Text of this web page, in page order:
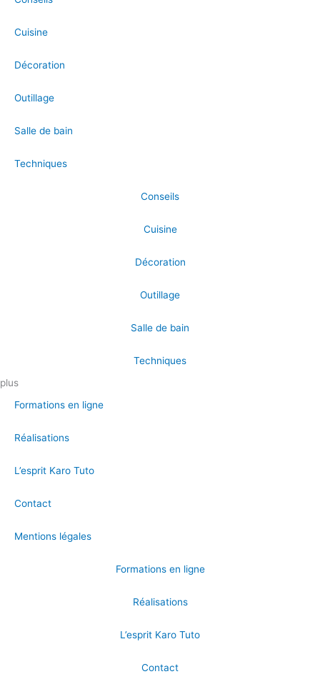
Cuisine
Décoration
Outillage
Salle de bain
Techniques
Conseils
Cuisine
Décoration
Outillage
Salle de bain
Techniques
plus
Formations en ligne
Réalisations
L’esprit Karo Tuto
Contact
Mentions légales
Formations en ligne
Réalisations
L’esprit Karo Tuto
Contact